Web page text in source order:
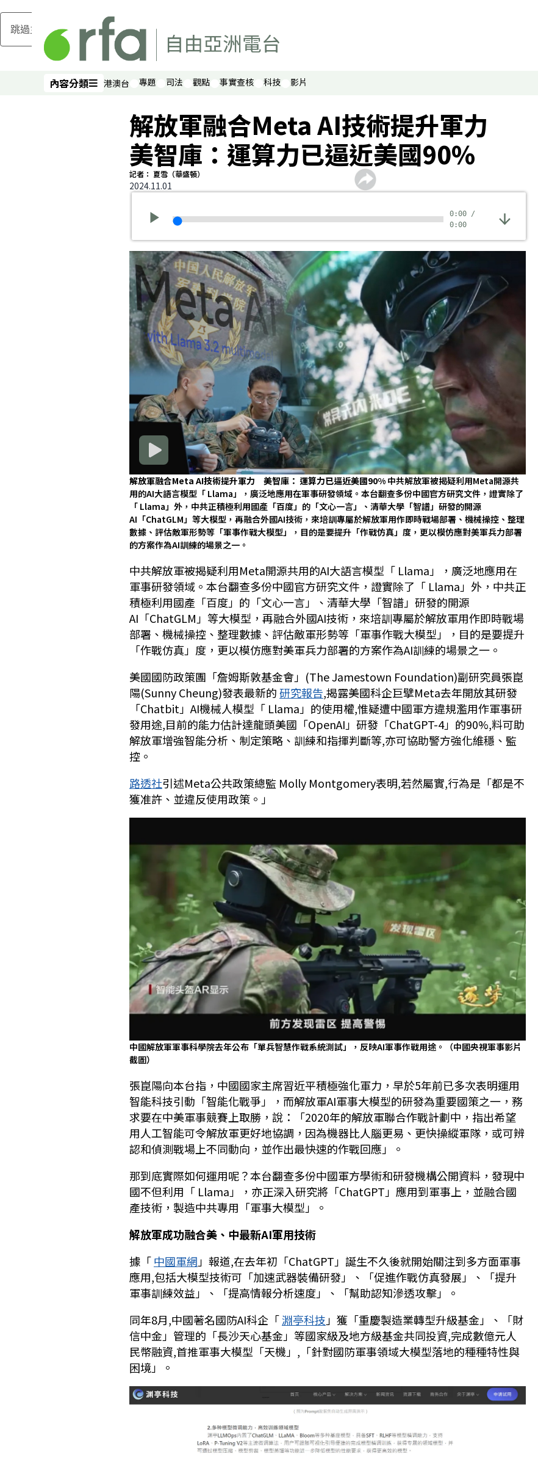
跳過主要內容
內容分類
內容分類 港澳台 專題 司法 觀點 事實查核 科技 影片
解放軍融合Meta AI技術提升軍力
美智庫：運算力已逼近美國90%
記者： 夏雪（華盛頓）
2024.11.01
0:00 /
0:00
解放軍融合Meta AI技術提升軍力 美智庫： 運算力已逼近美國90% 中共解放軍被揭疑利用Meta開源共
用的AI大語言模型「 Llama」，廣泛地應用在軍事研發領域。本台翻查多份中國官方研究文件，證實除了
「 Llama」外，中共正積極利用國產「百度」的「文心一言」、清華大學「智譜」研發的開源
AI「ChatGLM」等大模型，再融合外國AI技術，來培訓專屬於解放軍用作即時戰場部署、機械操控、整理
數據、評估敵軍形勢等「軍事作戰大模型」，目的是要提升「作戰仿真」度，更以模仿應對美軍兵力部署
的方案作為AI訓練的場景之一。
中共解放軍被揭疑利用Meta開源共用的AI大語言模型「 Llama」，廣泛地應用在
軍事研發領域。本台翻查多份中國官方研究文件，證實除了「 Llama」外，中共正
積極利用國產「百度」的「文心一言」、清華大學「智譜」研發的開源
AI「ChatGLM」等大模型，再融合外國AI技術，來培訓專屬於解放軍用作即時戰場
部署、機械操控、整理數據、評估敵軍形勢等「軍事作戰大模型」，目的是要提升
「作戰仿真」度，更以模仿應對美軍兵力部署的方案作為AI訓練的場景之一。
美國國防政策團「詹姆斯敦基金會」(The Jamestown Foundation)副研究員張崑
陽(Sunny Cheung)發表最新的研究報告,揭露美國科企巨擘Meta去年開放其研發
「Chatbit」AI機械人模型「 Llama」的使用權,惟疑遭中國軍方違規濫用作軍事研
發用途,目前的能力估計達龍頭美國「OpenAI」研發「ChatGPT-4」的90%,料可助
解放軍增強智能分析、制定策略、訓練和指揮判斷等,亦可協助警方強化維穩、監
控。
路透社引述Meta公共政策總監 Molly Montgomery表明,若然屬實,行為是「都是不
獲准許、並違反使用政策。」
中國解放軍軍事科學院去年公布「單兵智慧作戰系統測試」，反映AI軍事作戰用途。（中國央視軍事影片
截圖）
張崑陽向本台指，中國國家主席習近平積極強化軍力，早於5年前已多次表明運用
智能科技引動「智能化戰爭」，而解放軍AI軍事大模型的研發為重要國策之一，務
求要在中美軍事競賽上取勝，說：「2020年的解放軍聯合作戰計劃中，指出希望
用人工智能可令解放軍更好地協調，因為機器比人腦更易、更快操縱軍隊，或可辨
認和偵測戰場上不同動向，並作出最快速的作戰回應」。
那到底實際如何運用呢？本台翻查多份中國軍方學術和研發機構公開資料，發現中
國不但利用「 Llama」，亦正深入研究將「ChatGPT」應用到軍事上，並融合國
產技術，製造中共專用「軍事大模型」。
解放軍成功融合美、中最新AI軍用技術
據「中國軍網」報道,在去年初「ChatGPT」誕生不久後就開始關注到多方面軍事
應用,包括大模型技術可「加速武器裝備研發」、「促進作戰仿真發展」、「提升
軍事訓練效益」、「提高情報分析速度」、「幫助認知滲透攻擊」。
同年8月,中國著名國防AI科企「淵亭科技」獲「重慶製造業轉型升級基金」、「財
信中金」管理的「長沙天心基金」等國家級及地方級基金共同投資,完成數億元人
民幣融資,首推軍事大模型「天機」,「針對國防軍事領域大模型落地的種種特性與
困境」。